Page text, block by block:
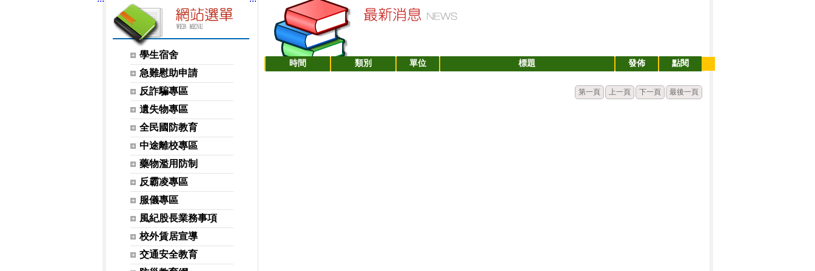
網站選單學生宿舍
急難慰助申請
反詐騙專區
遺失物專區
全民國防教育
中途離校專區
藥物濫用防制
反霸凌專區
服儀專區
風紀股長業務事項
校外賃居宣導
交通安全教育
時間 類別 單位 標題 發佈 點閱
第一頁 上一頁 下一頁 最後一頁